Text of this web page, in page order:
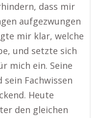
dass mir
aufgezwungen
mir klar, welche
und setzte sich
mich ein. Seine
Fachwissen
Heute
den gleichen